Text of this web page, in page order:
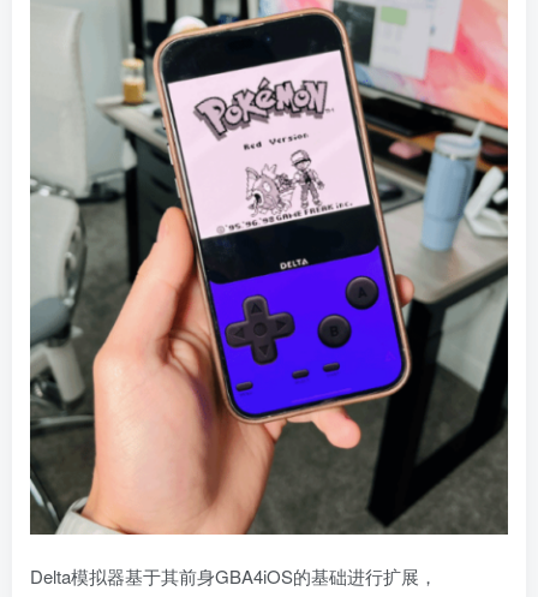
Delta模拟器基于其前身GBA4iOS的基础进行扩展，